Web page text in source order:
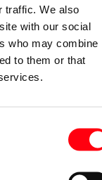
traffic. We also
with our social
who may combine
to them or that